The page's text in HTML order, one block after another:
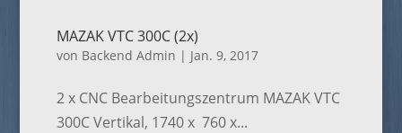
MAZAK VTC 300C (2x)
von Backend Admin | Jan. 9, 2017
2 x CNC Bearbeitungszentrum MAZAK VTC
300C Vertikal, 1740 x 760 x...